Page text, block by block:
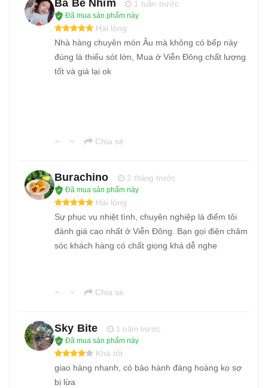
Ba Bé Nhím
1 tuần trước
Đã mua sản phẩm này
Hài lòng
Nhà hàng chuyên món Âu mà không có bếp này
đúng là thiếu sót lớn, Mua ở Viễn Đông chất lượng
tốt và giá lại ok
Chia sẻ
Burachino
2 tháng trước
Đã mua sản phẩm này
Hài lòng
Sự phục vụ nhiệt tình, chuyên nghiệp là điểm tôi
đánh giá cao nhất ở Viễn Đông. Bạn gọi điện chăm
sóc khách hàng có chất giọng khá dễ nghe
Chia sẻ
Sky Bite
1 năm trước
Đã mua sản phẩm này
Khá tốt
giao hàng nhanh, có bảo hành đàng hoàng ko sợ
bị lừa